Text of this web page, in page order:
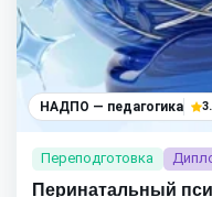
НАДПО — педагогика
Переподготовка
Перинатальный